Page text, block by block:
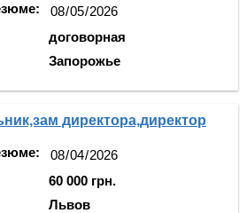
договорная
Запорожье
директора,директор
60 000 грн.
Львов